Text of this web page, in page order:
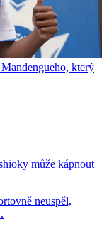
který
může kápnout
neuspěl,